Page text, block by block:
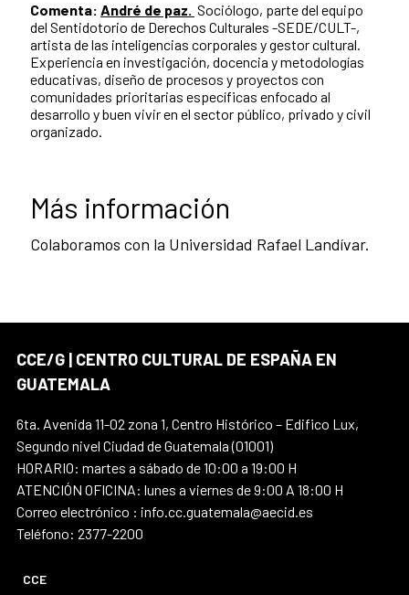
Comenta: André de paz. Sociólogo, parte del equipo
del Sentidotorio de Derechos Culturales -SEDE/CULT-,
artista de las inteligencias corporales y gestor cultural.
Experiencia en investigación, docencia y metodologías
educativas, diseño de procesos y proyectos con
comunidades prioritarias específicas enfocado al
desarrollo y buen vivir en el sector público, privado y civil
organizado.
Más información
Colaboramos con la Universidad Rafael Landívar.
CCE/G | CENTRO CULTURAL DE ESPAÑA EN
GUATEMALA
6ta. Avenida 11-02 zona 1, Centro Histórico – Edifico Lux,
Segundo nivel Ciudad de Guatemala (01001)
HORARIO: martes a sábado de 10:00 a 19:00 H
ATENCIÓN OFICINA: lunes a viernes de 9:00 A 18:00 H
Correo electrónico : info.cc.guatemala@aecid.es
Teléfono: 2377-2200
CCE